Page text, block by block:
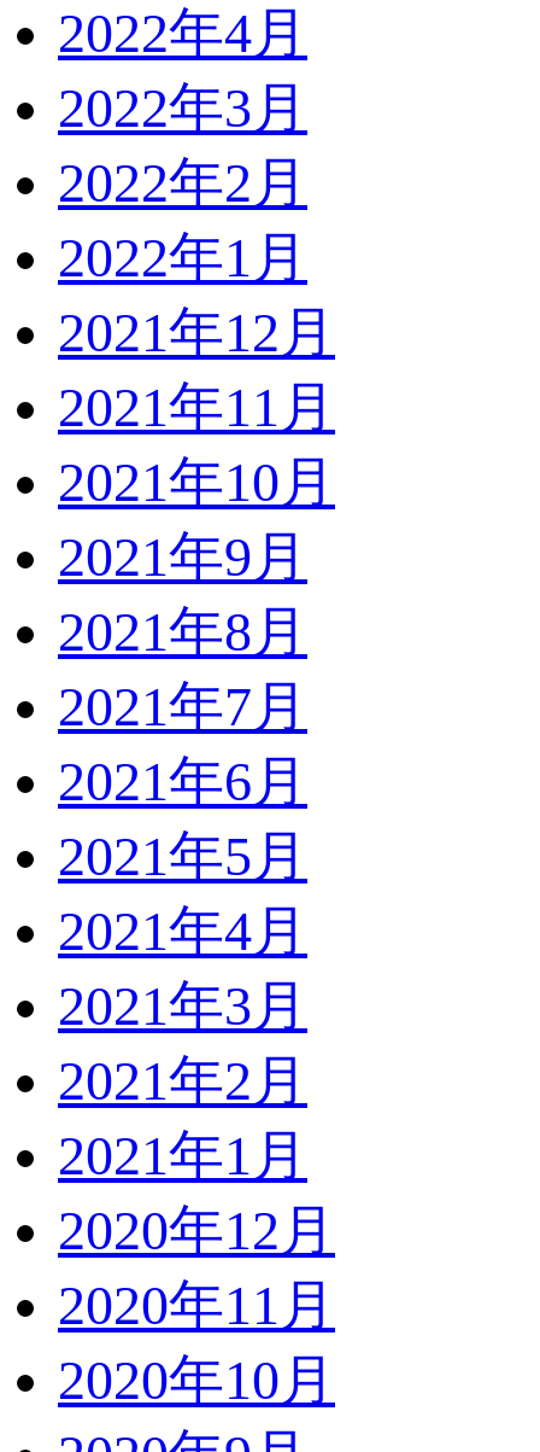
2022年4月
2022年3月
2022年2月
2022年1月
2021年12月
2021年11月
2021年10月
2021年9月
2021年8月
2021年7月
2021年6月
2021年5月
2021年4月
2021年3月
2021年2月
2021年1月
2020年12月
2020年11月
2020年10月